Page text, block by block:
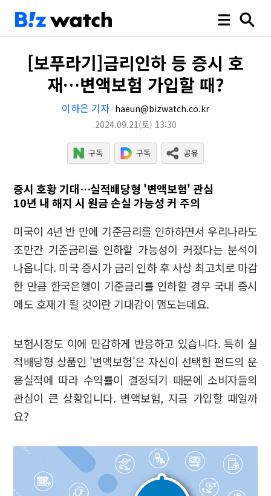
[보푸라기]금리인하 등 증시 호
재…변액보험 가입할 때?
이하은 기자 haeun@bizwatch.co.kr
2024.09.21(토) 13:30
증시 호황 기대…실적배당형 '변액보험' 관심
10년 내 해지 시 원금 손실 가능성 커 주의
미국이 4년 반 만에 기준금리를 인하하면서 우리나라도
조만간 기준금리를 인하할 가능성이 커졌다는 분석이
나옵니다. 미국 증시가 금리 인하 후 사상 최고치로 마감
한 만큼 한국은행이 기준금리를 인하할 경우 국내 증시
에도 호재가 될 것이란 기대감이 맴도는데요.
보험시장도 이에 민감하게 반응하고 있습니다. 특히 실
적배당형 상품인 '변액보험'은 자신이 선택한 펀드의 운
용실적에 따라 수익률이 결정되기 때문에 소비자들의
관심이 큰 상황입니다. 변액보험, 지금 가입할 때일까
요?